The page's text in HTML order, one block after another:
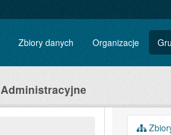
Zbiory danych Organizacje
Administracyjne